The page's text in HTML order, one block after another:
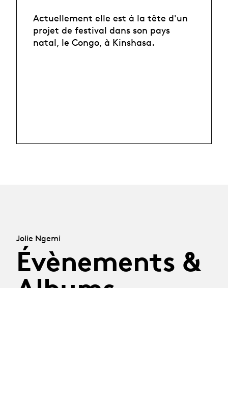
Actuellement elle est à la tête d'un
projet de festival dans son pays
natal, le Congo, à Kinshasa.
Jolie Ngemi
Évènements &
Albums